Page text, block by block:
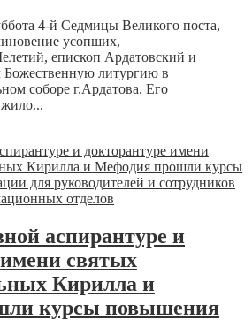
4-й Седмицы Великого поста,
усопших,
епископ Ардатовский и
литургию в
соборе г.Ардатова. Его
аспирантуре и
святых
Кирилла и
курсы повышения